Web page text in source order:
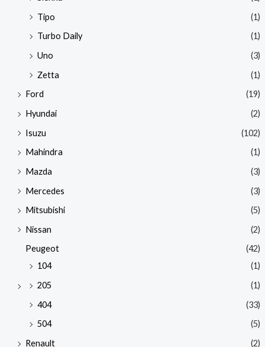
Tipo
(1)
Turbo Daily
(1)
Uno
(3)
Zetta
(1)
Ford
(19)
Hyundai
(2)
Isuzu
(102)
Mahindra
(1)
Mazda
(3)
Mercedes
(3)
Mitsubishi
(5)
Nissan
(2)
Peugeot
(42)
104
(1)
205
(1)
404
(33)
504
(5)
Renault
(2)